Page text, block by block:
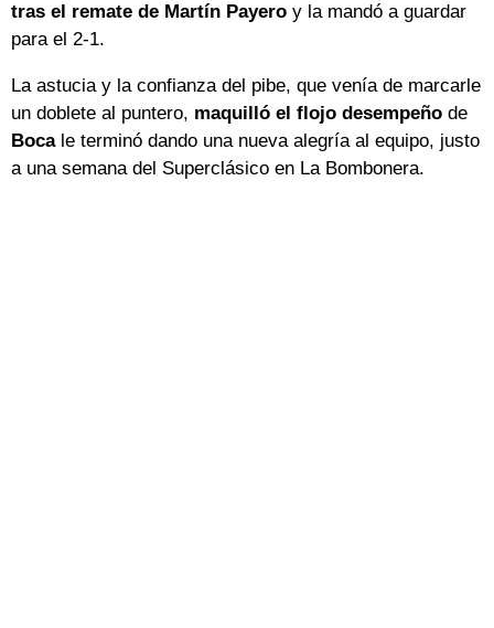
tras el remate de Martín Payero y la mandó a guardar
para el 2-1.
La astucia y la confianza del pibe, que venía de marcarle
un doblete al puntero, maquilló el flojo desempeño de
Bocale terminó dando una nueva alegría al equipo, justo
a una semana del Superclásico en La Bombonera.